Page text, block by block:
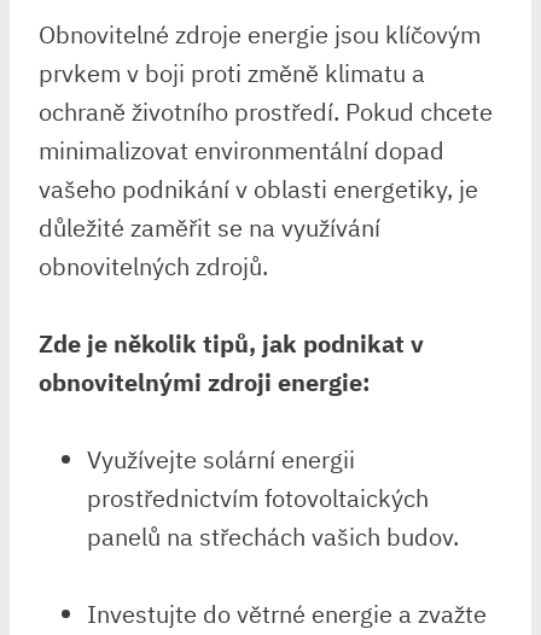
Obnovitelné zdroje energie jsou klíčovým
prvkem v boji proti změně klimatu a
ochraně životního prostředí. Pokud chcete
minimalizovat environmentální dopad
vašeho podnikání v oblasti energetiky, je
důležité zaměřit se na využívání
obnovitelných zdrojů.
Zde je několik tipů, jak podnikat v
obnovitelnými zdroji energie:
Využívejte solární energii
prostřednictvím fotovoltaických
panelů na střechách vašich budov.
Investujte do větrné energie a zvažte